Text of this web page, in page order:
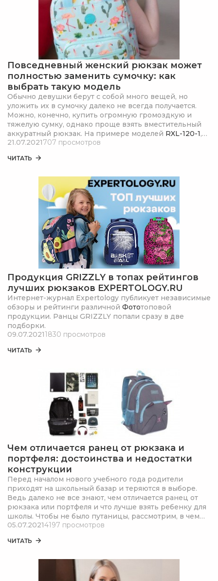
Повседневный женский рюкзак может
полностью заменить сумочку: как
выбрать такую модель
Обычно девушки берут с собой много вещей, но
уложить их в сумочку далеко не всегда получается.
Можно, конечно, купить огромную громоздкую и
тяжелую сумку, однако проще взять вместительный
аккуратный рюкзак. На примере моделей RXL-120-1,
RXL-122-4, RXL-123-7 иRXL-126-3
заменить женскую сумочку.
21.07.2021707 просмотров
ЧИТАТЬ
Продукция GRIZZLY в топах рейтингов
лучших рюкзаков EXPERTOLOGY.RU
Интернет-журнал Expertology публикует независимые
обзоры и рейтинги различной Фототоповой
продукции. Ранцы GRIZZLY попали сразу в две
подборки.
09.07.20211830 просмотров
ЧИТАТЬ
Чем отличается ранец от рюкзака и
портфеля: достоинства и недостатки
конструкции
Перед началом нового учебного года родители
приходят на школьный базар и теряются в выборе.
Ведь далеко не все знают, чем отличается ранец от
рюкзака или портфеля и что лучше взять ребенку для
школы. Чтобы не было путаницы, рассмотрим, в чем
разница между этими аксессуарами.
05.07.20214197 просмотров
ЧИТАТЬ